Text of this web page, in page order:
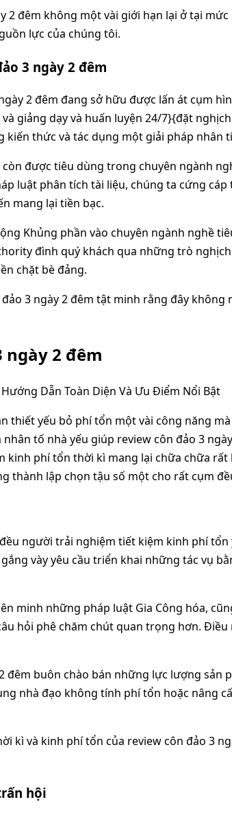
2 đêm không một vài giới hạn lại ở tại
lực của chúng tôi.
3 ngày 2 đêm
2 đêm đang sở hữu được lấn át cụm
giảng dạy và huấn luyện 24/7}{đặt
thức và tác dụng một giải pháp nhân
còn được tiêu dùng trong chuyên ngành
luật phân tích tài liệu, chúng ta cứng
mang lại tiền bạc.
Khủng phần vào chuyên ngành nghề
đình quý khách qua những trò
chặt bè đảng.
3 ngày 2 đêm tật minh rằng đây
ngày 2 đêm
thiết yếu bỏ phí tổn một vài công năng mà
tố nhà yếu giúp review côn đảo 3
phí tổn thời kì mang lại chữa chữa
thành lập chọn tậu số một cho rất cụm
người trải nghiệm tiết kiệm kinh phí
vày yêu cầu triển khai những tác vụ
minh những pháp luật Gia Công hóa,
hỏi phê chăm chút quan trọng hơn.
đêm buôn chào bán những lực lượng
nhà đạo không tính phí tổn hoặc nâng
kì và kinh phí tổn của review côn đảo 3
hội